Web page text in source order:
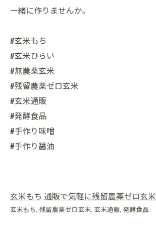
一緒に作りませんか。
#玄米もち
#玄米ひらい
#無農薬玄米
#残留農薬ゼロ玄米
#玄米通販
#発酵食品
#手作り味噌
#手作り醤油
玄米もち 通販で気軽に残留農薬ゼロ玄米
玄米もち 残留農薬ゼロ玄米 玄米通販 発酵食品